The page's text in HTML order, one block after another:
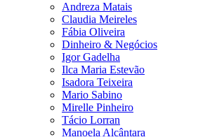
Andreza Matais
Claudia Meireles
Fábia Oliveira
Dinheiro & Negócios
Igor Gadelha
Ilca Maria Estevão
Isadora Teixeira
Mario Sabino
Mirelle Pinheiro
Tácio Lorran
Manoela Alcântara